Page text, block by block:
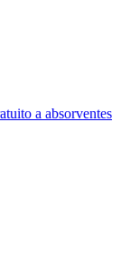
a absorventes